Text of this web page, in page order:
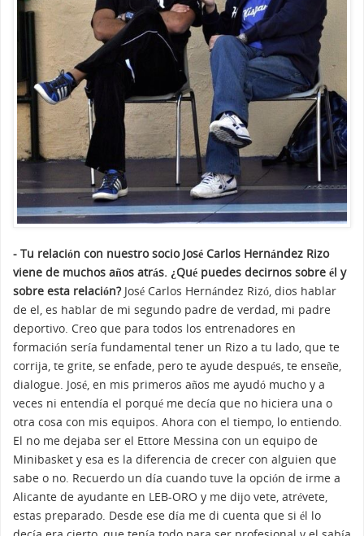
- Tu relación con nuestro socio José Carlos Hernández Rizo
viene de muchos años atrás. ¿Qué puedes decirnos sobre él y
sobre esta relación?José Carlos Hernández Rizó, dios hablar
de el, es hablar de mi segundo padre de verdad, mi padre
deportivo. Creo que para todos los entrenadores en
formación sería fundamental tener un Rizo a tu lado, que te
corrija, te grite, se enfade, pero te ayude después, te enseñe,
dialogue. José, en mis primeros años me ayudó mucho y a
veces ni entendía el porqué me decía que no hiciera una o
otra cosa con mis equipos. Ahora con el tiempo, lo entiendo.
El no me dejaba ser el Ettore Messina con un equipo de
Minibasket y esa es la diferencia de crecer con alguien que
sabe o no. Recuerdo un día cuando tuve la opción de irme a
Alicante de ayudante en LEB-ORO y me dijo vete, atrévete,
estas preparado. Desde ese día me di cuenta que si él lo